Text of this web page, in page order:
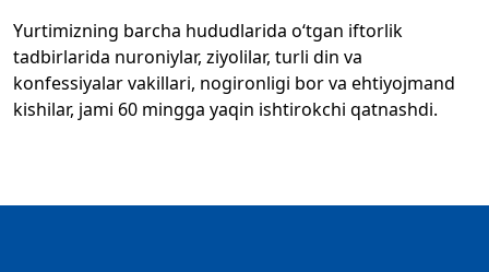
Yurtimizning barcha hududlarida o‘tgan iftorlik
tadbirlarida nuroniylar, ziyolilar, turli din va
konfessiyalar vakillari, nogironligi bor va ehtiyojmand
kishilar, jami 60 mingga yaqin ishtirokchi qatnashdi.